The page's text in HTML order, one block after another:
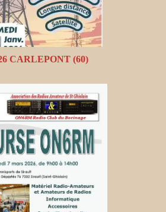
CARLEPONT (60)